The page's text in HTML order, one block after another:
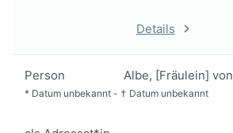
Details
Person Albe, [Fräulein] von
* Datum unbekannt - † Datum unbekannt